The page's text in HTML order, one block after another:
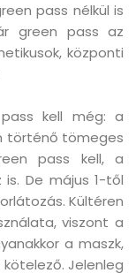
pass nélkül is
green pass az
központi
kell még: a
történő tömeges
pass kell, a
De május 1-től
Kültéren
viszont a
a maszk,
Jelenleg